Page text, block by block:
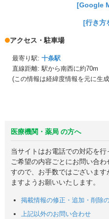
[Google
[行き方
アクセス・駐車場
最寄り駅: 十条駅
直線距離: 駅から南西に約70m
(この情報は経緯度情報を元に生
医療機関・薬局 の方へ
当サイトはお電話での対応を行
ご希望の内容ごとにお問い合
すので、お手数ではございま
ますようお願いいたします。
掲載情報の修正・追加・削除
上記以外のお問い合わせ